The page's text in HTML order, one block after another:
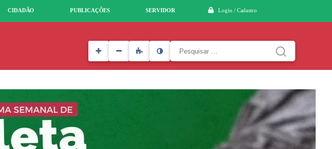
CIDADÃO PUBLICAÇÕES SERVIDOR Login / Cadastro
Pesquisar